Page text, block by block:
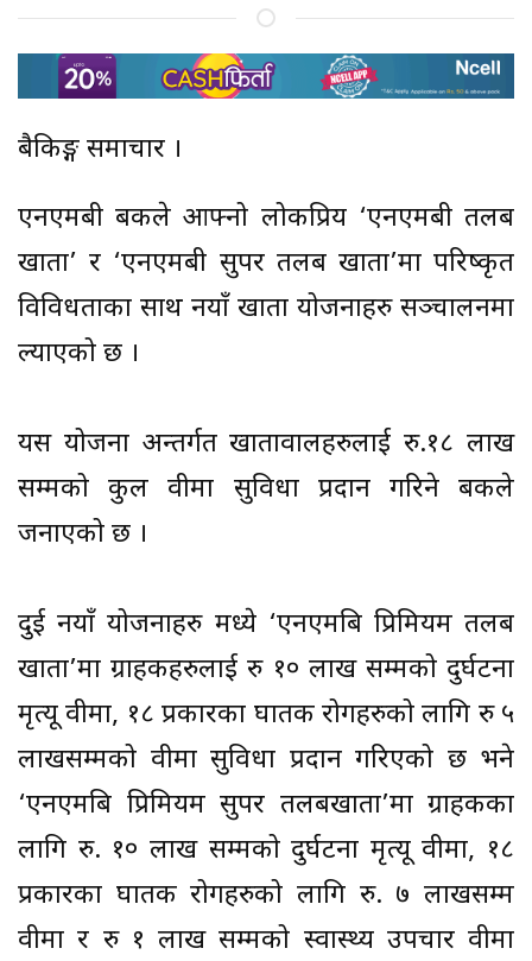
बैकिङ्ग समाचार ।
एनएमबी बैंकले आफ्नो लोकप्रिय ‘एनएमबी तलब
खाता’ र ‘एनएमबी सुपर तलब खाता’मा परिष्कृत
विविधताका साथ नयाँ खाता योजनाहरु सञ्चालनमा
ल्याएको छ ।
यस योजना अन्तर्गत खातावालहरुलाई रु.१८ लाख
सम्मको कुल वीमा सुविधा प्रदान गरिने बैंकले
जनाएको छ ।
दुई नयाँ योजनाहरु मध्ये ‘एनएमबि प्रिमियम तलब
खाता’मा ग्राहकहरुलाई रु १० लाख सम्मको दुर्घटना
मृत्यू वीमा, १८ प्रकारका घातक रोगहरुको लागि रु ५
लाखसम्मको वीमा सुविधा प्रदान गरिएको छ भने
‘एनएमबि प्रिमियम सुपर तलबखाता’मा ग्राहकका
लागि रु. १० लाख सम्मको दुर्घटना मृत्यू वीमा, १८
प्रकारका घातक रोगहरुको लागि रु. ७ लाखसम्म
वीमा र रु १ लाख सम्मको स्वास्थ्य उपचार वीमा